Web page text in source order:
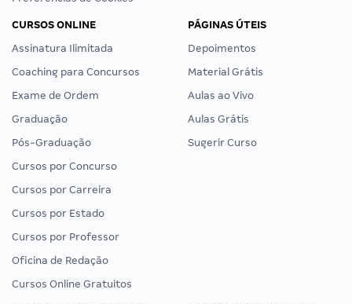
CURSOS ONLINE
Assinatura Ilimitada
Coaching para Concursos
Exame de Ordem
Graduação
Pós-Graduação
Cursos por Concurso
Cursos por Carreira
Cursos por Estado
Cursos por Professor
Oficina de Redação
Cursos Online Gratuitos
PÁGINAS ÚTEIS
Depoimentos
Material Grátis
Aulas ao Vivo
Aulas Grátis
Sugerir Curso